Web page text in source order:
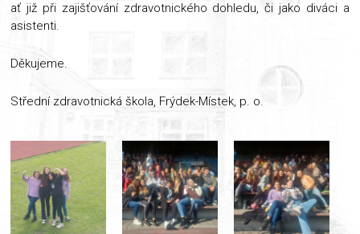
ať již při zajišťování zdravotnického dohledu, či jako diváci a
asistenti.
Děkujeme.
Střední zdravotnická škola, Frýdek-Místek, p. o.